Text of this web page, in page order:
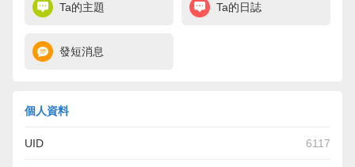
Ta的主題 Ta的日誌
發短消息
個人資料
UID 6117